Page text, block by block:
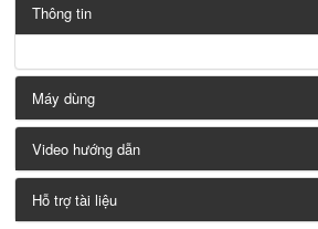
Thông tin
Máy dùng
Video hướng dẫn
Hỗ trợ tài liệu